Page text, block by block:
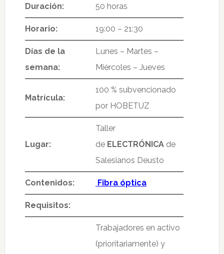
Duración: 50 horas
Horario: 19:00 – 21:30
Días de la
semana:
Lunes – Martes –
Miércoles – Jueves
Matrícula:
100 % subvencionado
por HOBETUZ
Lugar:
Taller
de ELECTRÓNICAde
Salesianos Deusto
Contenidos: Fibra óptica
Requisitos:
Trabajadores en activo
(prioritariamente) y